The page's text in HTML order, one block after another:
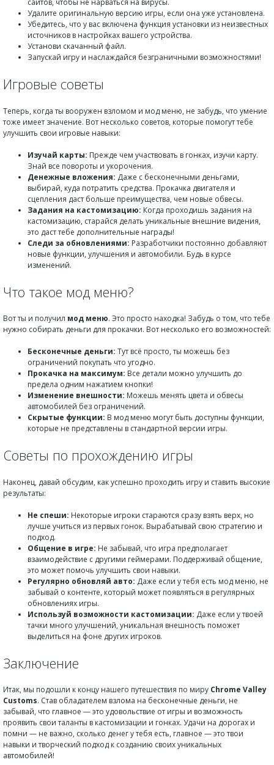
сайтов, чтобы не нарваться на вирусы.
Удалите оригинальную версию игры, если она уже установлена.
Убедитесь, что у вас включена функция установки из неизвестных
источников в настройках вашего устройства.
Установи скачанный файл.
Запускай игру и наслаждайся безграничными возможностями!
Игровые советы
Теперь, когда ты вооружен взломом и мод меню, не забудь, что умение
тоже имеет значение. Вот несколько советов, которые помогут тебе
улучшить свои игровые навыки:
Изучай карты: Прежде чем участвовать в гонках, изучи карту.
Знай все повороты и укорочения.
Денежные вложения: Даже с бесконечными деньгами,
выбирай, куда потратить средства. Прокачка двигателя и
сцепления даст больше преимущества, чем новые обвесы.
Задания на кастомизацию: Когда проходишь задания на
кастомизацию, старайся делать уникальные внешние видения,
это даст тебе дополнительные награды!
Следи за обновлениями: Разработчики постоянно добавляют
новые функции, улучшения и автомобили. Будь в курсе
изменений.
Что такое мод меню?
Вот ты и получил мод меню. Это просто находка! Забудь о том, что тебе
нужно собирать деньги для прокачки. Вот несколько его возможностей:
Бесконечные деньги: Тут всё просто, ты можешь без
ограничений покупать что угодно.
Прокачка на максимум: Все детали можно улучшить до
предела одним нажатием кнопки!
Изменение внешности: Можешь менять цвета и обвесы
автомобилей без ограничений.
Скрытые функции: В мод меню могут быть доступны функции,
которые не представлены в стандартной версии игры.
Советы по прохождению игры
Наконец, давай обсудим, как успешно проходить игру и ставить высокие
результаты:
Не спеши: Некоторые игроки стараются сразу взять верх, но
лучше учиться из первых гонок. Вырабатывай свою стратегию и
подход.
Общение в игре: Не забывай, что игра предполагает
взаимодействие с другими геймерами. Поддерживай общение,
это может помочь улучшить свои навыки.
Регулярно обновляй авто: Даже если у тебя есть мод меню, не
забывай о контенте, который может появляться в регулярных
обновлениях игры.
Используй возможности кастомизации: Даже если у твоей
тачки много улучшений, уникальная внешность поможет
выделиться на фоне других игроков.
Заключение
Итак, мы подошли к концу нашего путешествия по миру Chrome Valley
Customs. Став обладателем взлома на бесконечные деньги, не
забывай, что главное — это удовольствие от игры и возможность
проявить свои таланты в кастомизации и гонках. Удачи на дорогах и
помни — не важно, сколько денег у тебя есть, главное — это твои
навыки и творческий подход к созданию своих уникальных
автомобилей!